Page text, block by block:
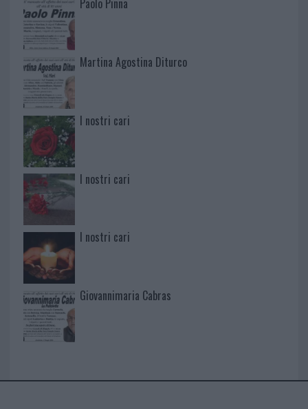
Paolo Pinna
Martina Agostina Diturco
I nostri cari
I nostri cari
I nostri cari
Giovannimaria Cabras